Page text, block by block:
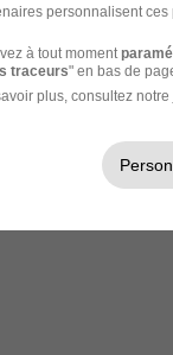
quel endroit à
personnalisent
à tout moment
traceurs" en bas de
plus, consultez notre